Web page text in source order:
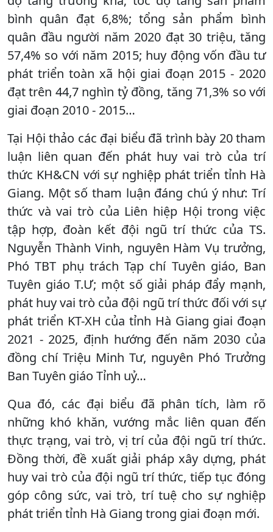
bình quân đạt 6,8%; tổng sản phẩm bình
quân đầu người năm 2020 đạt 30 triệu, tăng
57,4% so với năm 2015; huy động vốn đầu tư
phát triển toàn xã hội giai đoạn 2015 - 2020
đạt trên 44,7 nghìn tỷ đồng, tăng 71,3% so với
giai đoạn 2010 - 2015…
Tại Hội thảo các đại biểu đã trình bày 20 tham
luận liên quan đến phát huy vai trò của trí
thức KH&CN với sự nghiệp phát triển tỉnh Hà
Giang. Một số tham luận đáng chú ý như: Trí
thức và vai trò của Liên hiệp Hội trong việc
tập hợp, đoàn kết đội ngũ trí thức của TS.
Nguyễn Thành Vinh, nguyên Hàm Vụ trưởng,
Phó TBT phụ trách Tạp chí Tuyên giáo, Ban
Tuyên giáo T.Ư; một số giải pháp đẩy mạnh,
phát huy vai trò của đội ngũ trí thức đối với sự
phát triển KT-XH của tỉnh Hà Giang giai đoạn
2021 - 2025, định hướng đến năm 2030 của
đồng chí Triệu Minh Tư, nguyên Phó Trưởng
Ban Tuyên giáo Tỉnh uỷ…
Qua đó, các đại biểu đã phân tích, làm rõ
những khó khăn, vướng mắc liên quan đến
thực trạng, vai trò, vị trí của đội ngũ trí thức.
Đồng thời, đề xuất giải pháp xây dựng, phát
huy vai trò của đội ngũ trí thức, tiếp tục đóng
góp công sức, vai trò, trí tuệ cho sự nghiệp
phát triển tỉnh Hà Giang trong giai đoạn mới.